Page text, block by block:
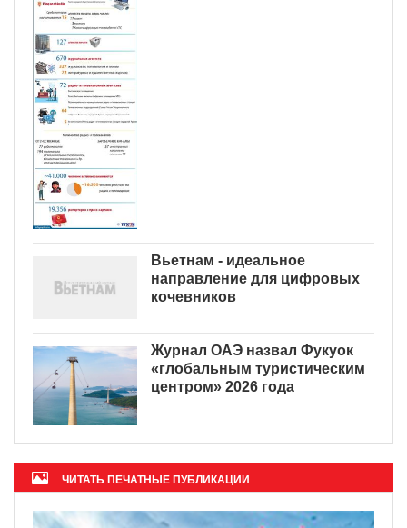
Вьетнам - идеальное
направление для цифровых
кочевников
Журнал ОАЭ назвал Фукуок
«глобальным туристическим
центром» 2026 года
ЧИТАТЬ ПЕЧАТНЫЕ ПУБЛИКАЦИИ